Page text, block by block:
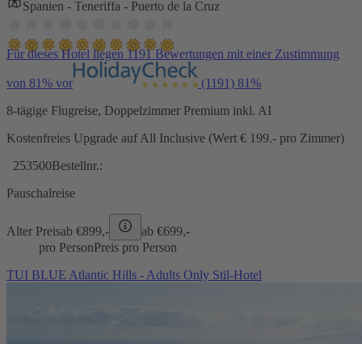
Spanien - Teneriffa - Puerto de la Cruz
Für dieses Hotel liegen 1191 Bewertungen mit einer Zustimmung
von 81% vor (1191) 81%
8-tägige Flugreise, Doppelzimmer Premium inkl. AI
Kostenfreies Upgrade auf All Inclusive (Wert € 199.- pro Zimmer)
253500Bestellnr.:
Pauschalreise
Alter Preisab €899,- ab €699,-
pro PersonPreis pro Person
TUI BLUE Atlantic Hills - Adults Only Stil-Hotel